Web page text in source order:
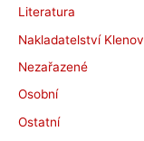
Literatura
Nakladatelství Klenov
Nezařazené
Osobní
Ostatní